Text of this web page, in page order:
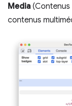
Media (Contenus
contenus